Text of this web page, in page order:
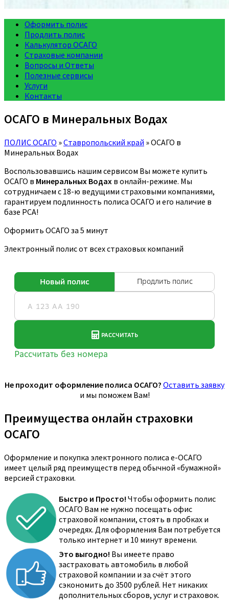
Оформить полис
Продлить полис
Калькулятор ОСАГО
Страховые компании
Вопросы и Ответы
Полезные сервисы
Услуги
Контакты
ОСАГО в Минеральных Водах
ПОЛИС ОСАГО »Ставропольский край »ОСАГО в
Минеральных Водах
Воспользовавшись нашим сервисом Вы можете купить
ОСАГО в Минеральных Водах в онлайн-режиме. Мы
сотрудничаем с 18-ю ведущими страховыми компаниями,
гарантируем подлинность полиса ОСАГО и его наличие в
базе РСА!
Оформить ОСАГО за 5 минут
Электронный полис от всех страховых компаний
Не проходит оформление полиса ОСАГО? Оставить заявку
и мы поможем Вам!
Преимущества онлайн страховки
ОСАГО
Оформление и покупка электронного полиса е-ОСАГО
имеет целый ряд преимуществ перед обычной «бумажной»
версией страховки.
Быстро и Просто! Чтобы оформить полис
ОСАГО Вам не нужно посещать офис
страховой компании, стоять в пробках и
очередях. Для оформления Вам потребуется
только интернет и 10 минут времени.
Это выгодно! Вы имеете право
застраховать автомобиль в любой
страховой компании и за счёт этого
сэкономить до 3500 рублей. Нет никаких
дополнительных сборов, услуг и страховок.